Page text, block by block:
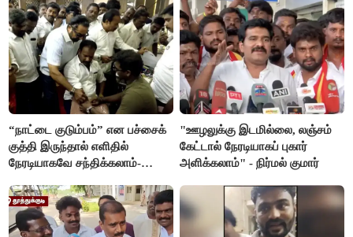
“நாட்டை குடும்பம்” என பச்சைக்
குத்தி இருந்தால் எளிதில்
நேரடியாகவே சந்திக்கலாம்-
"ஊழலுக்கு இடமில்லை, லஞ்சம்
கேட்டால் நேரடியாகப் புகார்
அளிக்கலாம்" - நிர்மல் குமார்